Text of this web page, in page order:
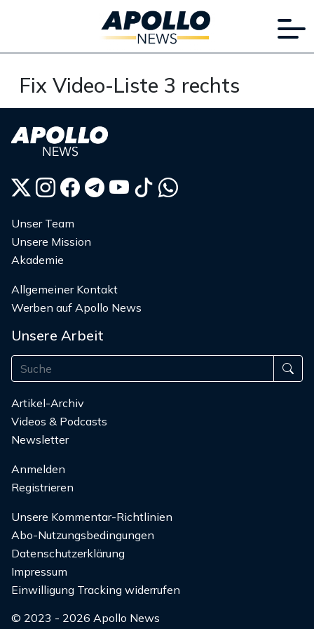
Fix Video-Liste 3 rechts
Unser Team
Unsere Mission
Akademie
Allgemeiner Kontakt
Werben auf Apollo News
Unsere Arbeit
Artikel-Archiv
Videos & Podcasts
Newsletter
Anmelden
Registrieren
Unsere Kommentar-Richtlinien
Abo-Nutzungsbedingungen
Datenschutzerklärung
Impressum
Einwilligung Tracking widerrufen
© 2023 - 2026 Apollo News